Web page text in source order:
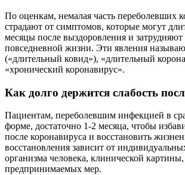
По оценкам, немалая часть переболевших
страдают от симптомов, которые могут
месяцы после выздоровления и
повседневной жизни. Эти явления
(«длительный ковид»), «длительный
«хронический коронавирус».
Как долго держится слабость
Пациентам, переболевшим инфекцией в
форме, достаточно 1-2 месяца, чтобы
после коронавируса и восстановить
восстановления зависит от
организма человека, клинической картины,
предпринимаемых мер.